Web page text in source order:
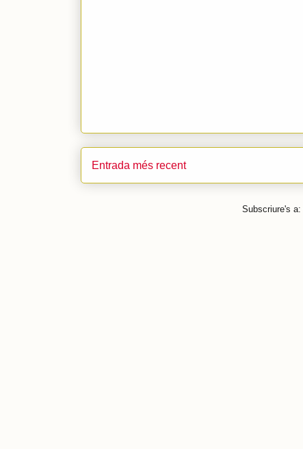
Entrada més recent
Subscriure's a: